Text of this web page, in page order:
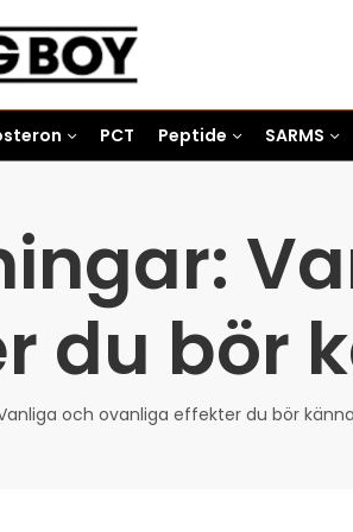
PCT Peptide SARMS
du bör
och ovanliga effekter du bör